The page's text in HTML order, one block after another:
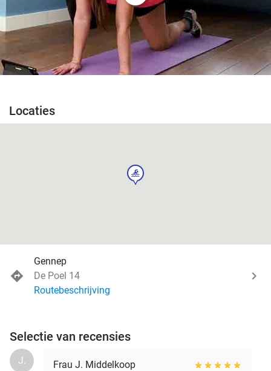
Locaties
sport
Gennep
De Poel 14
Routebeschrijving
Selectie van recensies
J.
Frau J. Middelkoop